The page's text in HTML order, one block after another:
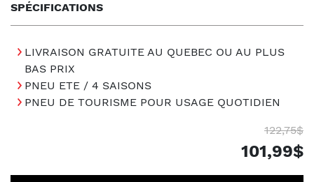
SPÉCIFICATIONS
LIVRAISON GRATUITE AU QUEBEC OU AU PLUS
BAS PRIX
PNEU ETE / 4 SAISONS
PNEU DE TOURISME POUR USAGE QUOTIDIEN
122,75$
101,99$